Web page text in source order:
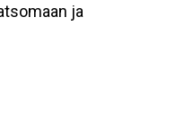
ja